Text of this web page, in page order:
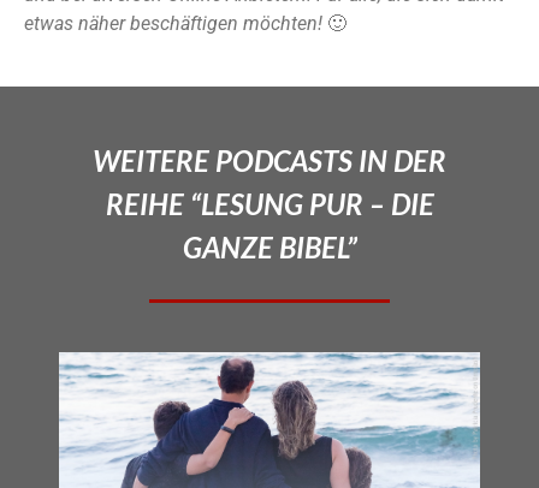
etwas näher beschäftigen möchten! 🙂
WEITERE PODCASTS IN DER
REIHE “LESUNG PUR – DIE
GANZE BIBEL”